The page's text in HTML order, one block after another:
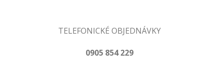
TELEFONICKÉ OBJEDNÁVKY
0905 854 229